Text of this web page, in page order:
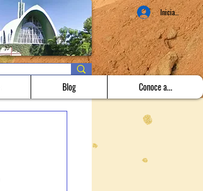
Blog Conoce a...
Iniciar sesión